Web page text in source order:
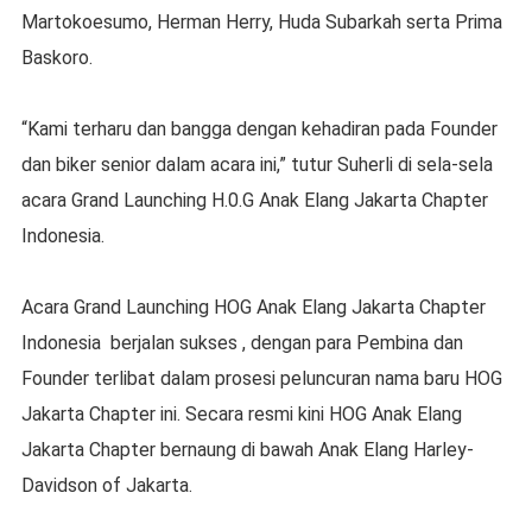
Martokoesumo, Herman Herry, Huda Subarkah serta Prima
Baskoro.
“Kami terharu dan bangga dengan kehadiran pada Founder
dan biker senior dalam acara ini,” tutur Suherli di sela-sela
acara Grand Launching H.0.G Anak Elang Jakarta Chapter
Indonesia.
Acara Grand Launching HOG Anak Elang Jakarta Chapter
Indonesia berjalan sukses , dengan para Pembina dan
Founder terlibat dalam prosesi peluncuran nama baru HOG
Jakarta Chapter ini. Secara resmi kini HOG Anak Elang
Jakarta Chapter bernaung di bawah Anak Elang Harley-
Davidson of Jakarta.